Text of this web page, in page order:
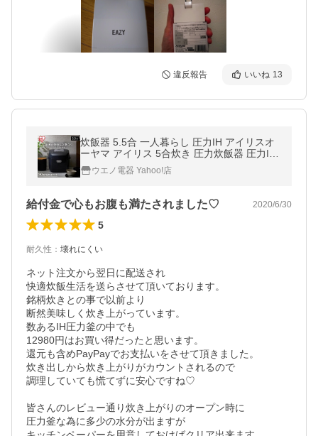
違反報告 いいね 13
炊飯器 5.5合 一人暮らし 圧力IH アイリスオ
ーヤマ アイリス 5合炊き 圧力炊飯器 圧力IH
炊飯器 IH炊飯器 IH 炊飯ジャー 銘柄炊き 早
炊き ブラック RC-PDA50
ウエノ電器 Yahoo!店
給付金で心もお腹も満たされました♡ 2020/6/30
5
耐久性 ： 壊れにくい
ネット注文から翌日に配送され
快適炊飯生活を送らさせて頂いております。
銘柄炊きとの事で以前より
断然美味しく炊き上がっています。
数あるIH圧力釜の中でも
12980円はお買い得だったと思います。
還元も含めPayPayでお支払いをさせて頂きました。
炊き出しから炊き上がりがカウントされるので
調理していても慌てずに安心ですね♡
皆さんのレビュー通り炊き上がりのオープン時に
圧力釜な為に多少の水分が出ますが